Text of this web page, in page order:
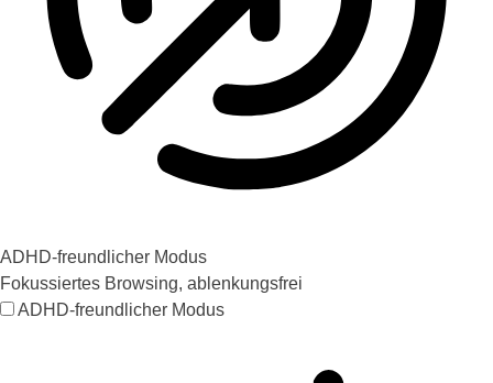
ADHD-freundlicher Modus
Fokussiertes Browsing, ablenkungsfrei
ADHD-freundlicher Modus